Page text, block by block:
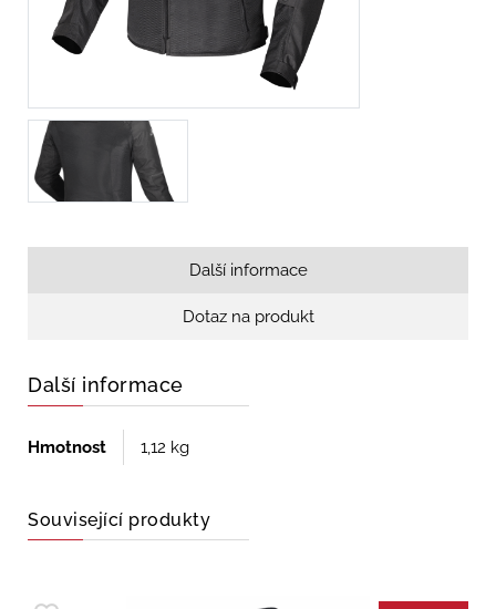
Další informace
Dotaz na produkt
Další informace
Hmotnost 1,12 kg
Související produkty